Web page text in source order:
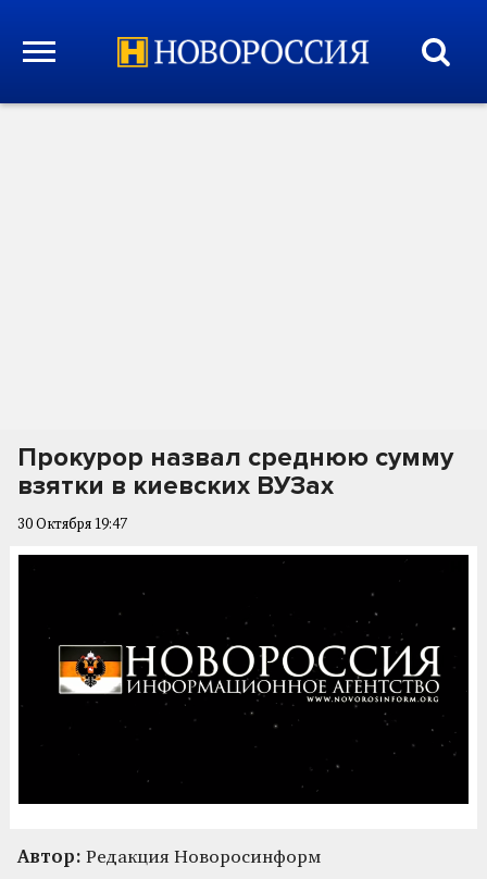
Прокурор назвал среднюю сумму
взятки в киевских ВУЗах
30 Октября 19:47
Автор: Редакция Новоросинформ